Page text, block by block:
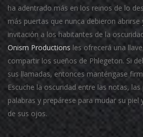
ha adentrado más en los reinos de lo
más puertas que nunca debieron abrirse
invitación a los habitantes de la
Onism Productions les ofrecerá una
compartir los sueños de Phlegeton. Si
sus llamadas, entonces manténgase
Escuche la oscuridad entre las notas,
palabras y prepárese para mudar su piel
de sus ojos.